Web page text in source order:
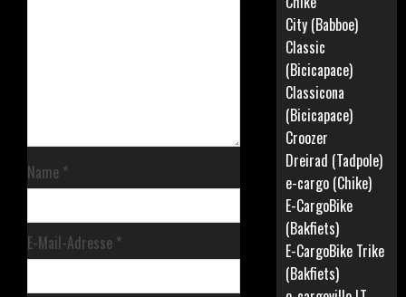
Name *
E-Mail-Adresse *
City (Babboe)
Classic
(Bicicapace)
Classicona
(Bicicapace)
Croozer
Dreirad (Tadpole)
e-cargo (Chike)
E-CargoBike
(Bakfiets)
E-CargoBike Trike
(Bakfiets)